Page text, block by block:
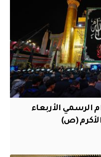
الرسمي الأربعاء
(ص)